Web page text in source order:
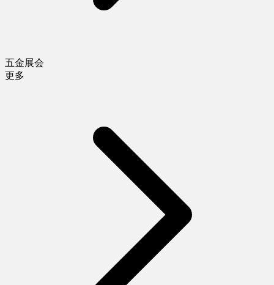
五金展会
更多